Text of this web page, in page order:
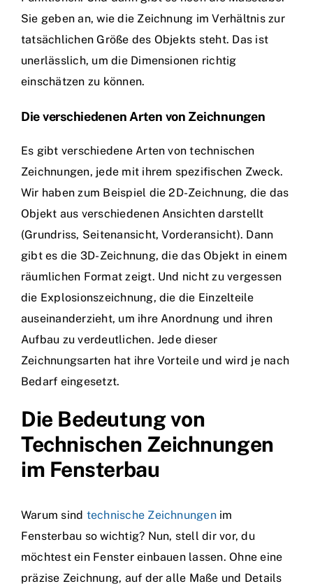
Sie geben an, wie die Zeichnung im Verhältnis zur
tatsächlichen Größe des Objekts steht. Das ist
unerlässlich, um die Dimensionen richtig
einschätzen zu können.
Die verschiedenen Arten von Zeichnungen
Es gibt verschiedene Arten von technischen
Zeichnungen, jede mit ihrem spezifischen Zweck.
Wir haben zum Beispiel die 2D-Zeichnung, die das
Objekt aus verschiedenen Ansichten darstellt
(Grundriss, Seitenansicht, Vorderansicht). Dann
gibt es die 3D-Zeichnung, die das Objekt in einem
räumlichen Format zeigt. Und nicht zu vergessen
die Explosionszeichnung, die die Einzelteile
auseinanderzieht, um ihre Anordnung und ihren
Aufbau zu verdeutlichen. Jede dieser
Zeichnungsarten hat ihre Vorteile und wird je nach
Bedarf eingesetzt.
Die Bedeutung von
Technischen Zeichnungen
im Fensterbau
Warum sind technische Zeichnungenim
Fensterbau so wichtig? Nun, stell dir vor, du
möchtest ein Fenster einbauen lassen. Ohne eine
präzise Zeichnung, auf der alle Maße und Details